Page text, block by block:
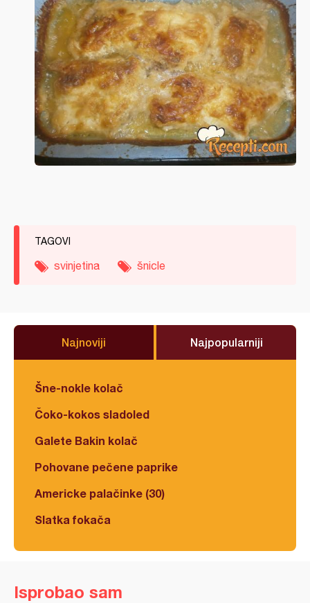
TAGOVI
svinjetina šnicle
Najnoviji Najpopularniji
Šne-nokle kolač
Čoko-kokos sladoled
Galete Bakin kolač
Pohovane pečene paprike
Americke palačinke (30)
Slatka fokača
Isprobao sam